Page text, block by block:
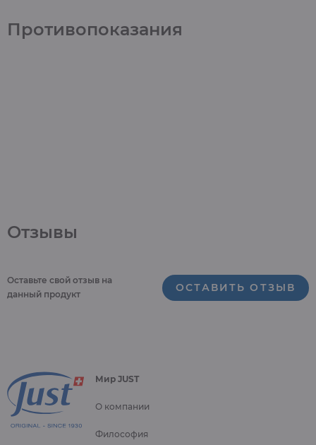
Противопоказания
Отзывы
Оставьте свой отзыв на
данный продукт
ОСТАВИТЬ ОТЗЫВ
Мир JUST
О компании
Философия